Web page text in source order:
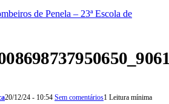
de Penela – 23ª Escola de
20/12/24 - 10:54 Sem comentários1 Leitura mínima